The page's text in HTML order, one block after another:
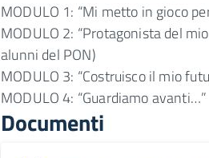
MODULO 1: “Mi metto in gioco
MODULO 2: “Protagonista del
alunni del PON)
MODULO 3: “Costruisco il mio
MODULO 4: “Guardiamo avanti…”
Documenti